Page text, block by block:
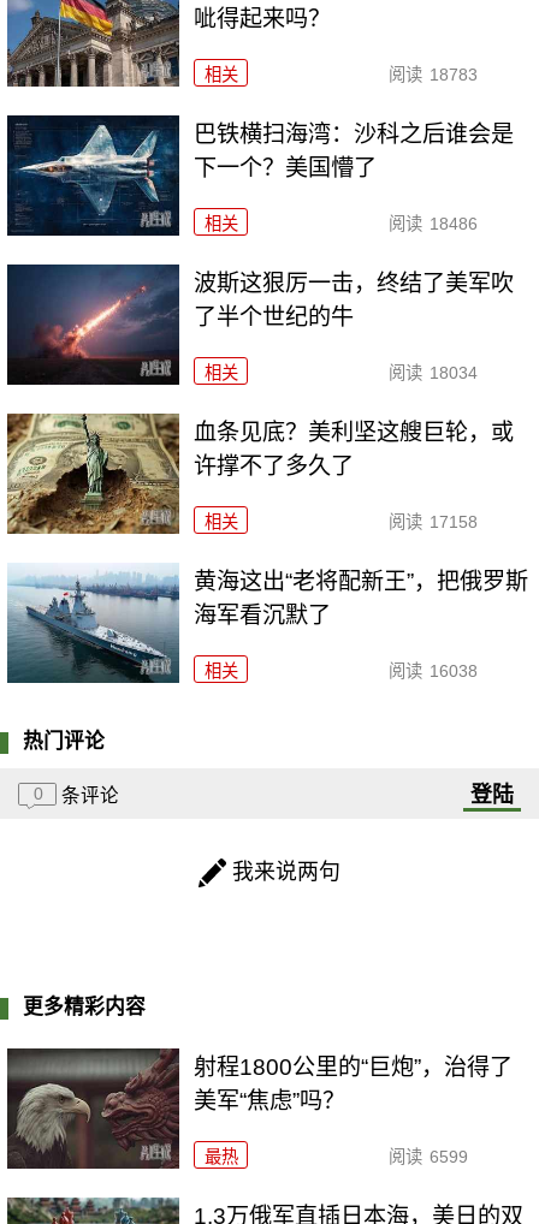
呲得起来吗？
相关 阅读 18783
巴铁横扫海湾：沙科之后谁会是
下一个？美国懵了
相关 阅读 18486
波斯这狠厉一击，终结了美军吹
了半个世纪的牛
相关 阅读 18034
血条见底？美利坚这艘巨轮，或
许撑不了多久了
相关 阅读 17158
黄海这出“老将配新王”，把俄罗斯
海军看沉默了
相关 阅读 16038
热门评论
0 条评论 登陆
我来说两句
更多精彩内容
射程1800公里的“巨炮”，治得了
美军“焦虑”吗？
最热 阅读 6599
1.3万俄军直插日本海，美日的双